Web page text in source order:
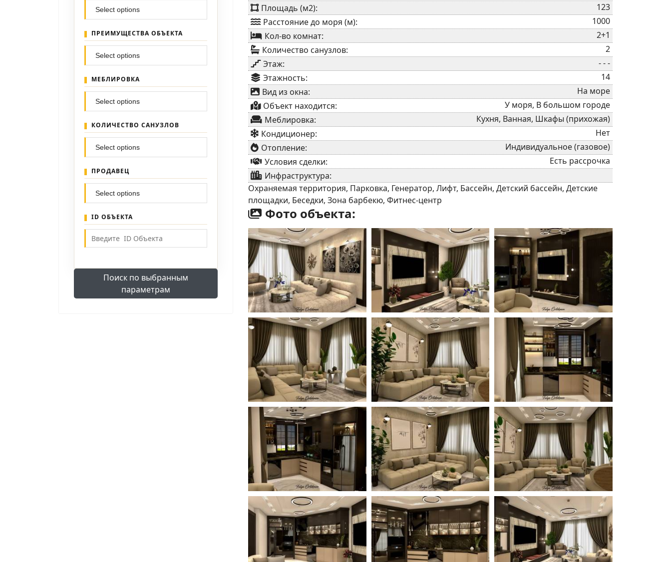
Поиск
ПРЕИМУЩЕСТВА ОБЪЕКТА
МЕБЛИРОВКА
КОЛИЧЕСТВО САНУЗЛОВ
ПРОДАВЕЦ
ID ОБЪЕКТА
Поиск по выбранным
параметрам
Площадь (м2):
123
Расстояние до моря (м):
1000
Кол-во комнат:
2+1
Количество санузлов:
2
Этаж:
- - -
Этажность:
14
Вид из окна:
На море
Объект находится:
У моря, В большом городе
Меблировка:
Кухня, Ванная, Шкафы (прихожая)
Кондиционер:
Нет
Отопление:
Индивидуальное (газовое)
Условия сделки:
Есть рассрочка
Инфраструктура:
Охраняемая территория, Парковка, Генератор, Лифт, Бассейн, Детский бассейн, Детские
площадки, Беседки, Зона барбекю, Фитнес-центр
Фото объекта: